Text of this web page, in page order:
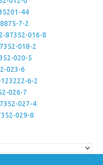
44
7-2
87352-016-8
018-2
020-5
023-6
123222-6-2
026-7
027-4
029-8